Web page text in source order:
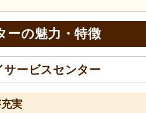
ーの魅力・特徴
ービスセンター
実